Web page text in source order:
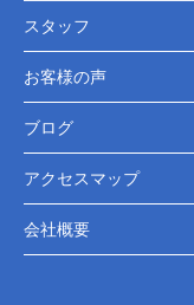
スタッフ
お客様の声
ブログ
アクセスマップ
会社概要